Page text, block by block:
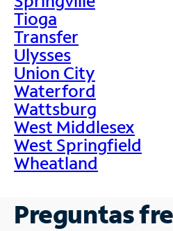
Tioga
Transfer
Ulysses
Union City
Waterford
Wattsburg
West Middlesex
West Springfield
Wheatland
Preguntas